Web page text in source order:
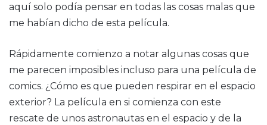
aquí solo podía pensar en todas las cosas malas que
me habían dicho de esta película.
Rápidamente comienzo a notar algunas cosas que
me parecen imposibles incluso para una película de
comics. ¿Cómo es que pueden respirar en el espacio
exterior? La película en si comienza con este
rescate de unos astronautas en el espacio y de la